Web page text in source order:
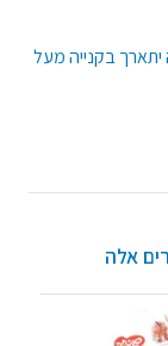
האספקה יתארך בקנייה מעל
אלה